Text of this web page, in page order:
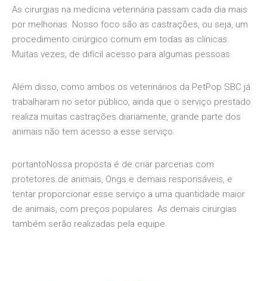
As cirurgias na medicina veterinária passam cada dia mais
por melhorias. Nosso foco são as castrações, ou seja, um
procedimento cirúrgico comum em todas as clínicas.
Muitas vezes, de difícil acesso para algumas pessoas.
Além disso, como ambos os veterinários da PetPop SBC já
trabalharam no setor público, ainda que o serviço prestado
realiza muitas castrações diariamente, grande parte dos
animais não tem acesso a esse serviço.
portantoNossa proposta é de criar parcerias com
protetores de animais, Ongs e demais responsáveis, e
tentar proporcionar esse serviço a uma quantidade maior
de animais, com preços populares. As demais cirurgias
também serão realizadas pela equipe.